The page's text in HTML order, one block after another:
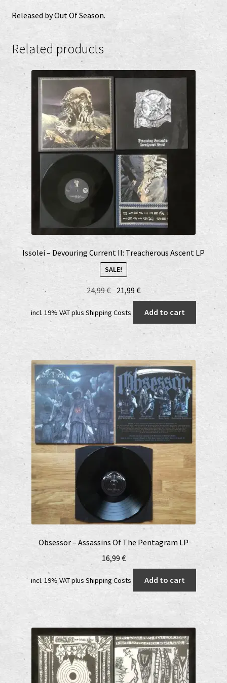
Released by Out Of Season.
Related products
Issolei – Devouring Current II: Treacherous Ascent LP
SALE!
24,99€ Original
was:
21,99€Current
price
is:
21,99 €.
incl. 19% VATplus Shipping Costs Add to cart
Obsessör – Assassins Of The Pentagram LP
16,99 €
incl. 19% VATplus Shipping Costs Add to cart